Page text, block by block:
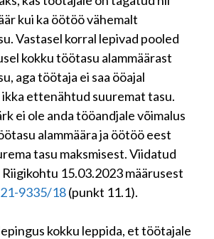
kui ka öötöö vähemalt
Vastasel korral lepivad pooled
kokku töötasu alammäärast
aga töötaja ei saa ööajal
ettenähtud suuremat tasu.
ei ole anda tööandjale võimalus
alammäära ja öötöö eest
tasu maksmisest. Viidatud
Riigikohtu 15.03.2023 määrusest
9335/18(punkt 11.1).
kokku leppida, et töötajale